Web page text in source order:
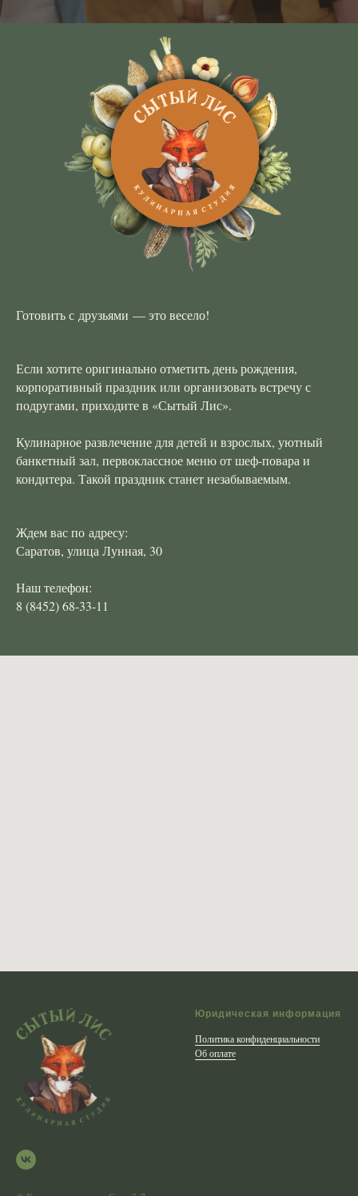
Готовить с друзьями — это весело!
Если хотите оригинально отметить день рождения,
корпоративный праздник или организовать встречу с
подругами, приходите в «Сытый Лис».
Кулинарное развлечение для детей и взрослых, уютный
банкетный зал, первоклассное меню от шеф-повара и
кондитера. Такой праздник станет незабываемым.
Ждем вас по адресу:
Саратов, улица Лунная, 30
Наш телефон:
8 (8452) 68-33-11
Юридическая информация
Политика конфиденциальности
Об оплате